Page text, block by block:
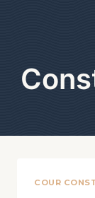
COUR